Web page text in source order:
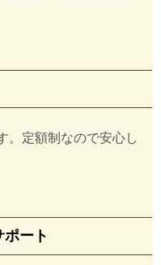
。定額制なので安心し
ート